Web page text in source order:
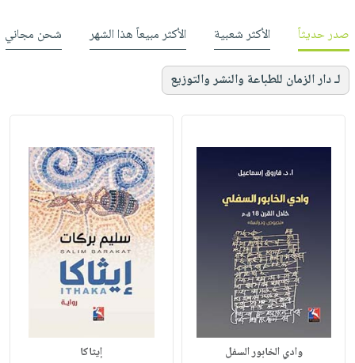
صدر حديثاً الأكثر شعبية الأكثر مبيعاً هذا الشهر شحن مجاني
لـ دار الزمان للطباعة والنشر والتوزيع
وادي الخابور السفل إيثاكا